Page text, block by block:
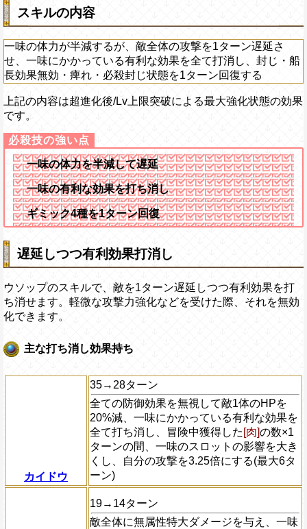
スキルの内容
一味の体力が半減するが、敵全体の攻撃を1ターン遅延さ
せ、一味にかかっている有利な効果を全て打消し、封じ・船
長効果無効・痺れ・必殺封じ状態を1ターン回復する
上記の内容は超進化後/Lv上限突破による最大強化状態の効果
です。
一味の体力を半減して遅延
一味の有利な効果を打ち消し
ギミック4種を1ターン回復
遅延しつつ有利効果打消し
ウソップのスキルで、敵を1ターン遅延しつつ有利効果を打
ち消せます。軽微な攻撃力強化などを受けた際、それを無効
化できます。
主な打ち消し効果持ち
カイドウ
35→28ターン
全ての防御効果を無視して敵1体のHPを
20%減、一味にかかっている有利な効果を
全て打ち消し、冒険中獲得した [肉]の数×1
ターンの間、一味のスロットの影響を大き
くし、自分の攻撃を3.25倍にする(最大6タ
ーン)
19→14ターン
敵全体に無属性特大ダメージを与え、一味